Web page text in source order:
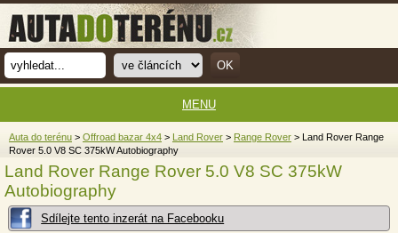
Auta do terénu > Offroad bazar 4x4 > Land Rover > Range Rover > Land Rover Range
Rover 5.0 V8 SC 375kW Autobiography
Land Rover Range Rover 5.0 V8 SC 375kW
Autobiography
Sdílejte tento inzerát na Facebooku
MENU